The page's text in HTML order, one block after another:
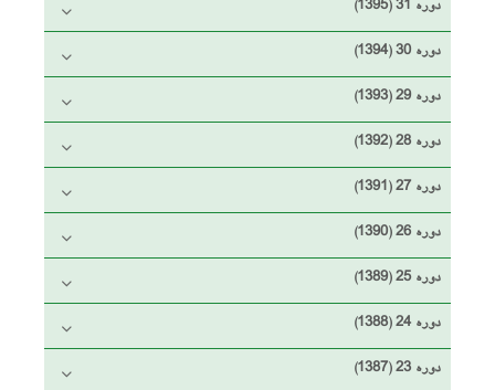
دوره 31 (1395)
دوره 30 (1394)
دوره 29 (1393)
دوره 28 (1392)
دوره 27 (1391)
دوره 26 (1390)
دوره 25 (1389)
دوره 24 (1388)
دوره 23 (1387)